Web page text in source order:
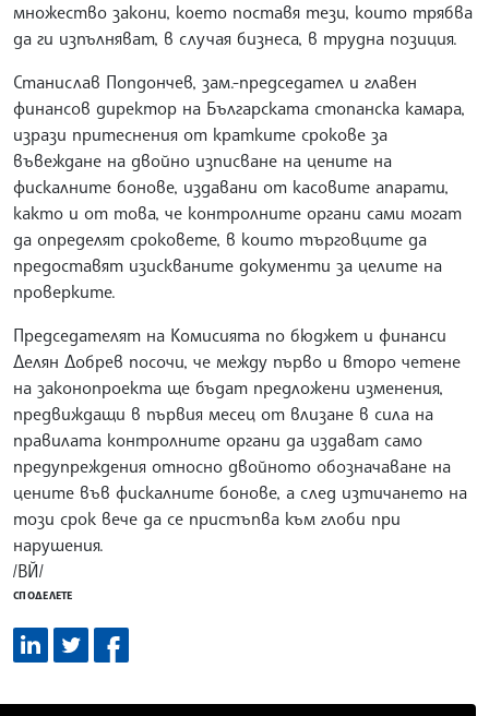
множество закони, което поставя тези, които трябва
да ги изпълняват, в случая бизнеса, в трудна позиция.
Станислав Попдончев, зам.-председател и главен
финансов директор на Българската стопанска камара,
изрази притеснения от кратките срокове за
въвеждане на двойно изписване на цените на
фискалните бонове, издавани от касовите апарати,
както и от това, че контролните органи сами могат
да определят сроковете, в които търговците да
предоставят изискваните документи за целите на
проверките.
Председателят на Комисията по бюджет и финанси
Делян Добрев посочи, че между първо и второ четене
на законопроекта ще бъдат предложени изменения,
предвиждащи в първия месец от влизане в сила на
правилата контролните органи да издават само
предупреждения относно двойното обозначаване на
цените във фискалните бонове, а след изтичането на
този срок вече да се пристъпва към глоби при
нарушения.
/ВЙ/
СПОДЕЛЕТЕ